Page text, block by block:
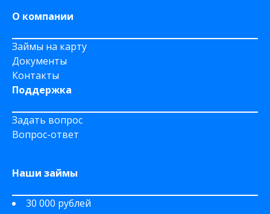
О компании
Займы на карту
Документы
Контакты
Поддержка
Задать вопрос
Вопрос-ответ
Наши займы
30 000 рублей